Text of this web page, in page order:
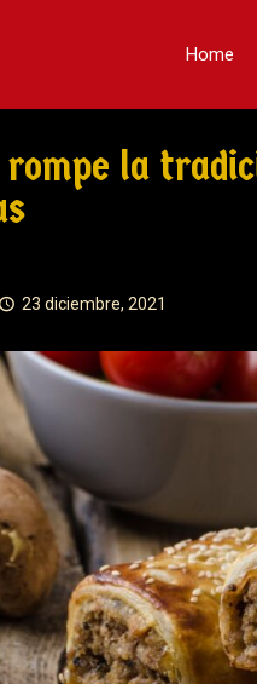
Home
rompe la
23 diciembre, 2021